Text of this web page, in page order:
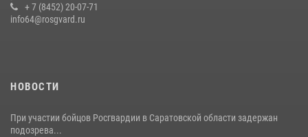
28 июля 2026, 13:25
05 августа 2026, 12:55
+ 7 (8452) 20-07-71
info64@rosgvard.ru
НОВОСТИ
При участии бойцов Росгвардии в Саратовской области задержан
подозрева...